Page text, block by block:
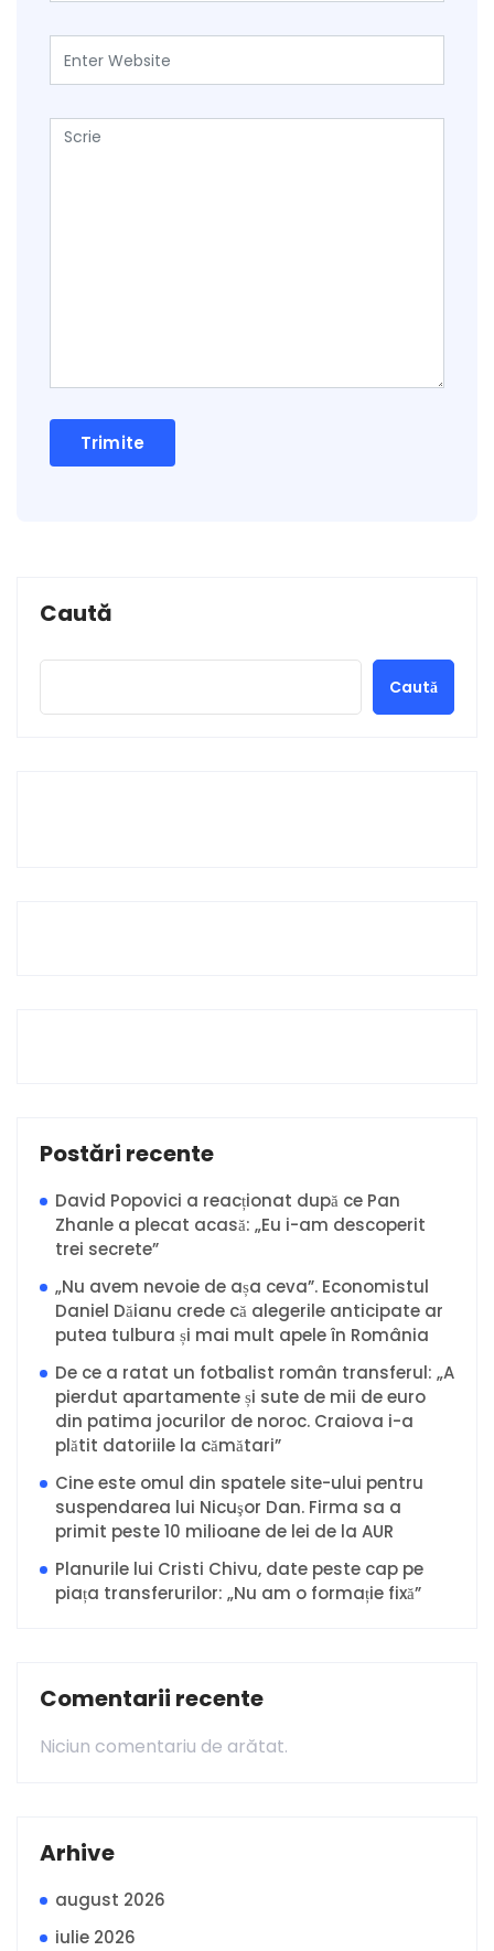
Caută
Caută
Postări recente
David Popovici a reacționat după ce Pan
Zhanle a plecat acasă: „Eu i-am descoperit
trei secrete”
„Nu avem nevoie de așa ceva”. Economistul
Daniel Dăianu crede că alegerile anticipate ar
putea tulbura și mai mult apele în România
De ce a ratat un fotbalist român transferul: „A
pierdut apartamente și sute de mii de euro
din patima jocurilor de noroc. Craiova i-a
plătit datoriile la cămătari”
Cine este omul din spatele site-ului pentru
suspendarea lui Nicuşor Dan. Firma sa a
primit peste 10 milioane de lei de la AUR
Planurile lui Cristi Chivu, date peste cap pe
piața transferurilor: „Nu am o formație fixă”
Comentarii recente
Niciun comentariu de arătat.
Arhive
august 2026
iulie 2026